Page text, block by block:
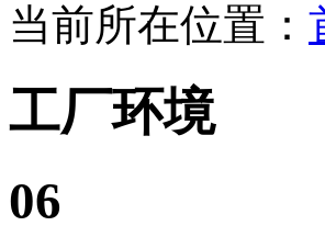
当前所在位置：
工厂环境
06